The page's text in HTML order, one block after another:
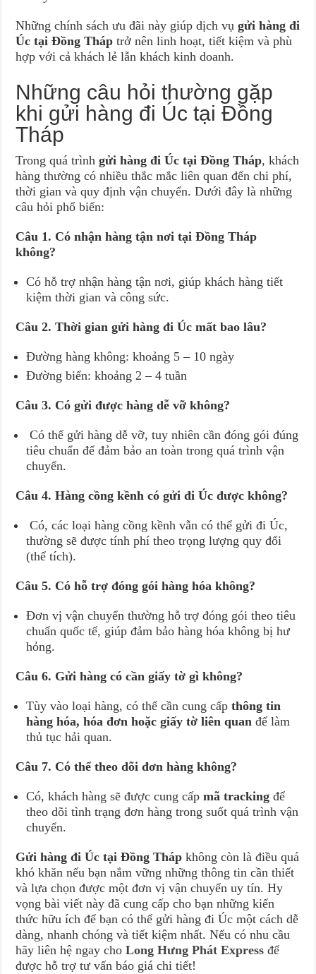
Những chính sách ưu đãi này giúp dịch vụgửi hàng đi
Úc tại Đồng Tháp trở nên linh hoạt, tiết kiệm và phù
hợp với cả khách lẻ lẫn khách kinh doanh.
Những câu hỏi thường gặp
khi gửi hàng đi Úc tại Đồng
Tháp
Trong quá trìnhgửi hàng đi Úc tại Đồng Tháp, khách
hàng thường có nhiều thắc mắc liên quan đến chi phí,
thời gian và quy định vận chuyển. Dưới đây là những
câu hỏi phổ biến:
Câu 1. Có nhận hàng tận nơi tại Đồng Tháp
không?
Có hỗ trợ nhận hàng tận nơi, giúp khách hàng tiết
kiệm thời gian và công sức.
Câu 2. Thời gian gửi hàng đi Úc mất bao lâu?
Đường hàng không: khoảng 5 – 10 ngày
Đường biển: khoảng 2 – 4 tuần
Câu 3. Có gửi được hàng dễ vỡ không?
Có thể gửi hàng dễ vỡ, tuy nhiên cần đóng gói đúng
tiêu chuẩn để đảm bảo an toàn trong quá trình vận
chuyển.
Câu 4. Hàng cồng kềnh có gửi đi Úc được không?
Có, các loại hàng cồng kềnh vẫn có thể gửi đi Úc,
thường sẽ được tính phí theo trọng lượng quy đổi
(thể tích).
Câu 5. Có hỗ trợ đóng gói hàng hóa không?
Đơn vị vận chuyển thường hỗ trợ đóng gói theo tiêu
chuẩn quốc tế, giúp đảm bảo hàng hóa không bị hư
hỏng.
Câu 6. Gửi hàng có cần giấy tờ gì không?
Tùy vào loại hàng, có thể cần cung cấpthông tin
hàng hóa, hóa đơn hoặc giấy tờ liên quan để làm
thủ tục hải quan.
Câu 7. Có thể theo dõi đơn hàng không?
Có, khách hàng sẽ được cung cấpmã tracking để
theo dõi tình trạng đơn hàng trong suốt quá trình vận
chuyển.
Gửi hàng đi Úc tại Đồng Tháp không còn là điều quá
khó khăn nếu bạn nắm vững những thông tin cần thiết
và lựa chọn được một đơn vị vận chuyển uy tín. Hy
vọng bài viết này đã cung cấp cho bạn những kiến
thức hữu ích để bạn có thể gửi hàng đi Úc một cách dễ
dàng, nhanh chóng và tiết kiệm nhất. Nếu có nhu cầu
hãy liên hệ ngay choLong Hưng Phát Express để
được hỗ trợ tư vấn báo giá chi tiết!